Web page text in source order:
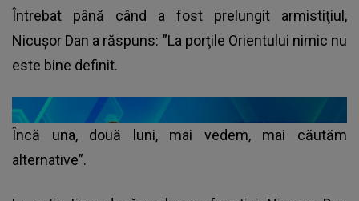
Întrebat până când a fost prelungit armistiţiul,
Nicuşor Dan a răspuns: ”La porţile Orientului nimic nu
este bine definit.
Încă una, două luni, mai vedem, mai căutăm
alternative”.